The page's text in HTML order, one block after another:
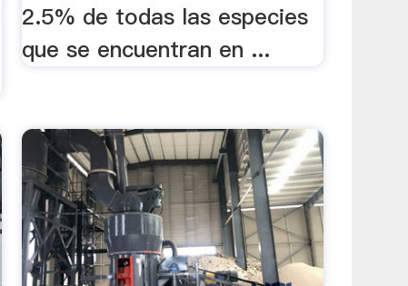
2.5% de todas las especies
que se encuentran en ...